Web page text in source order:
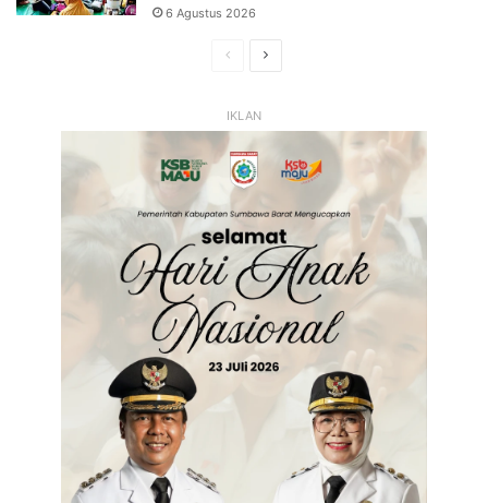
6 Agustus 2026
HalamanHalaman
IKLAN